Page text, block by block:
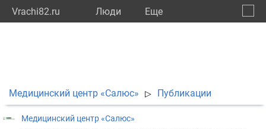
Vrachi82.ru Люди Eще
Медицинский центр «Салюс» ▷ Публикации
Медицинский центр «Салюс»